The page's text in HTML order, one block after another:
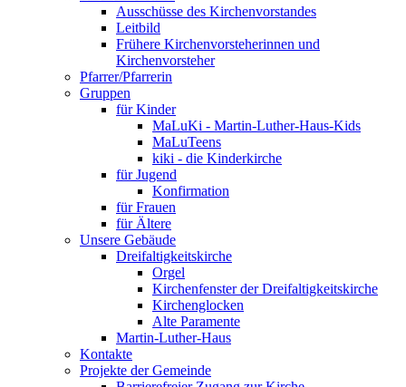
Ausschüsse des Kirchenvorstandes
Leitbild
Frühere Kirchenvorsteherinnen und
Kirchenvorsteher
Pfarrer/Pfarrerin
Gruppen
für Kinder
MaLuKi - Martin-Luther-Haus-Kids
MaLuTeens
kiki - die Kinderkirche
für Jugend
Konfirmation
für Frauen
für Ältere
Unsere Gebäude
Dreifaltigkeitskirche
Orgel
Kirchenfenster der Dreifaltigkeitskirche
Kirchenglocken
Alte Paramente
Martin-Luther-Haus
Kontakte
Projekte der Gemeinde